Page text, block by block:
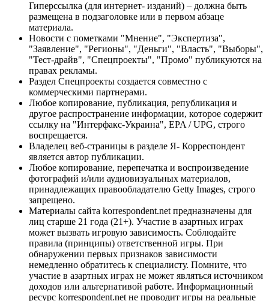
Гиперссылка (для интернет- изданий) – должна быть
размещена в подзаголовке или в первом абзаце
материала.
Новости с пометками "Мнение", "Экспертиза",
"Заявление", "Регионы", "Деньги", "Власть", "Выборы",
"Тест-драйв", "Спецпроекты", "Промо" публикуются на
правах рекламы.
Раздел Спецпроекты создается совместно с
коммерческими партнерами.
Любое копирование, публикация, републикация и
другое распространение информации, которое содержит
ссылку на "Интерфакс-Украина", EPA / UPG, строго
воспрещается.
Владелец веб-страницы в разделе Я- Корреспондент
является автор публикации.
Любое копирование, перепечатка и воспроизведение
фотографий и/или аудиовизуальных материалов,
принадлежащих правообладателю Getty Images, строго
запрещено.
Материалы сайта korrespondent.net предназначены для
лиц старше 21 года (21+). Участие в азартных играх
может вызвать игровую зависимость. Соблюдайте
правила (принципы) ответственной игры. При
обнаружении первых признаков зависимости
немедленно обратитесь к специалисту. Помните, что
участие в азартных играх не может являться источником
доходов или альтернативой работе. Информационный
ресурс korrespondent.net не проводит игры на реальные